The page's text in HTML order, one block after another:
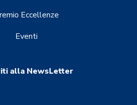
Eccellenze
Eventi
alla NewsLetter